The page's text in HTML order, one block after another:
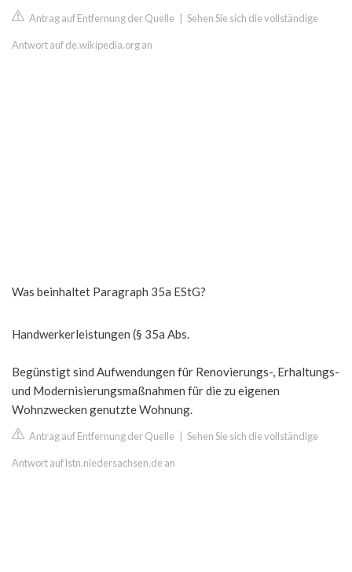
Antrag auf Entfernung der Quelle Sehen Sie sich die vollständige
Antwort auf de.wikipedia.org an
Was beinhaltet Paragraph 35a EStG?
Handwerkerleistungen (§ 35a Abs.
Begünstigt sind Aufwendungen für Renovierungs-, Erhaltungs-
und Modernisierungsmaßnahmen für die zu eigenen
Wohnzwecken genutzte Wohnung.
Antrag auf Entfernung der Quelle Sehen Sie sich die vollständige
Antwort auf lstn.niedersachsen.de an